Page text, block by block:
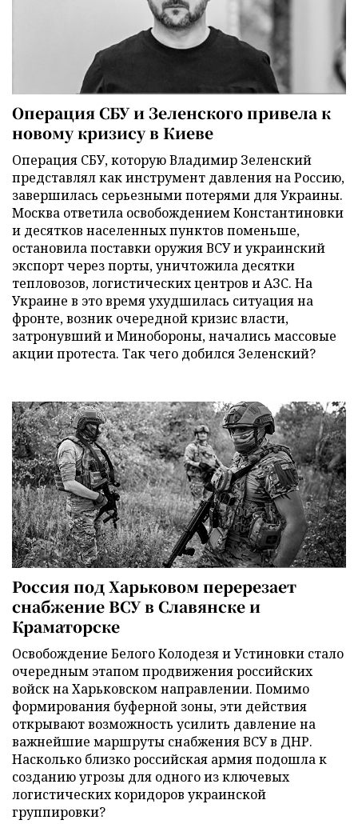
Операция СБУ и Зеленского привела к
новому кризису в Киеве
Операция СБУ, которую Владимир Зеленский
представлял как инструмент давления на Россию,
завершилась серьезными потерями для Украины.
Москва ответила освобождением Константиновки
и десятков населенных пунктов поменьше,
остановила поставки оружия ВСУ и украинский
экспорт через порты, уничтожила десятки
тепловозов, логистических центров и АЗС. На
Украине в это время ухудшилась ситуация на
фронте, возник очередной кризис власти,
затронувший и Минобороны, начались массовые
акции протеста. Так чего добился Зеленский?
Россия под Харьковом перерезает
снабжение ВСУ в Славянске и
Краматорске
Освобождение Белого Колодезя и Устиновки стало
очередным этапом продвижения российских
войск на Харьковском направлении. Помимо
формирования буферной зоны, эти действия
открывают возможность усилить давление на
важнейшие маршруты снабжения ВСУ в ДНР.
Насколько близко российская армия подошла к
созданию угрозы для одного из ключевых
логистических коридоров украинской
группировки?